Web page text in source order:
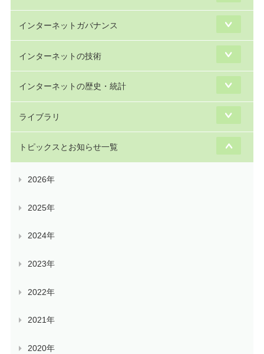
インターネットガバナンス
インターネットの技術
インターネットの歴史・統計
ライブラリ
トピックスとお知らせ一覧
2026年
2025年
2024年
2023年
2022年
2021年
2020年